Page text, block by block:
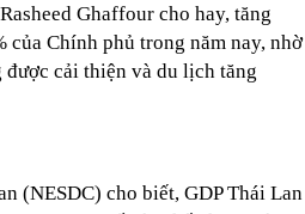
Ghaffour cho hay, tăng
Chính phủ trong năm nay, nhờ
cải thiện và du lịch tăng
(NESDC) cho biết, GDP Thái Lan